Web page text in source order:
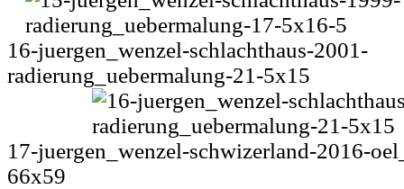
16-juergen_wenzel-schlachthaus-2001-
radierung_uebermalung-21-5x15
17-juergen_wenzel-schwizerland-2016-
66x59